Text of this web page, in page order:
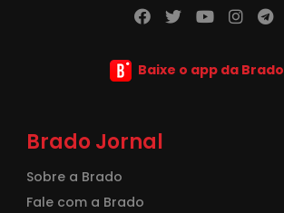
Baixe o app da Brado
Brado Jornal
Sobre a Brado
Fale com a Brado